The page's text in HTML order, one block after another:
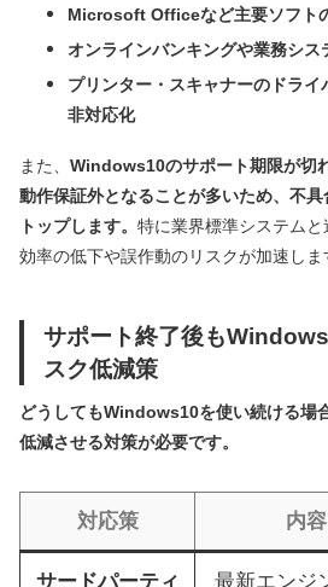
Microsoft Officeなど主要ソフト
オンラインバンキングや業務シス
プリンター・スキャナーのドラ
非対応化
また、 Windows10のサポート期限が切
動作保証外となることが多いため、不
トップします。 特に業界標準システム
効率の低下や誤作動のリスクが加速しま
サポート終了後も
スク低減策
どうしてもWindows10を使い続ける場
低減させる対策が必要です。
対応策 内
サードパーティ 最新エンジ